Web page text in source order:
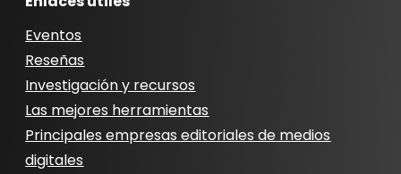
Eventos
Reseñas
Investigación y recursos
Las mejores herramientas
Principales empresas editoriales de medios
digitales